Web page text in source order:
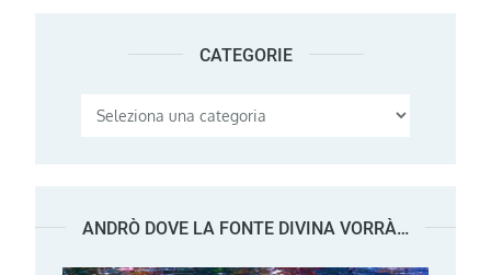
CATEGORIE
Categorie
ANDRÒ DOVE LA FONTE DIVINA VORRÀ…